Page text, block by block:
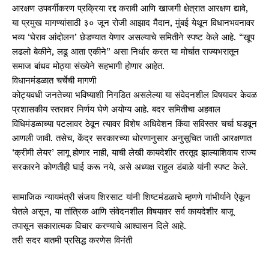
आरक्षण उपवर्गीकरण प्रक्रिया रद्द करावी आणि खाजगी क्षेत्रात आरक्षण द्यावे,
या प्रमुख मागण्यांसाठी ३० जून रोजी आझाद मैदान, मुंबई येथून विधानभवनावर
भव्य ‘घेराव आंदोलन’ छेडण्यात येणार असल्याचे समितीने स्पष्ट केले आहे. “खूप
लढलो बेकीने, लढू आता एकीने” असा निर्धार करत या मोर्चात राज्यभरातून
समाज बांधव मोठ्या संख्येने सहभागी होणार आहेत.
विधानमंडळात चर्चेची मागणी
कोट्यवधी जनतेच्या भविष्याशी निगडित असलेल्या या संवेदनशील विषयावर केवळ
प्रशासकीय स्तरावर निर्णय घेणे अयोग्य आहे. बदर समितीचा अहवाल
विधिमंडळाच्या पटलावर ठेवून त्यावर विशेष अधिवेशन किंवा सविस्तर चर्चा घडवून
आणली जावी. तसेच, केंद्र सरकारच्या धोरणानुसार अनुसूचित जाती आरक्षणात
‘क्रीमी लेयर’ लागू होणार नाही, याची लेखी कायदेशीर तरतूद झाल्याशिवाय राज्य
सरकारने कोणतीही घाई करू नये, असे अध्यक्ष राहुल डंबाळे यांनी स्पष्ट केले.
सामाजिक न्यायमंत्री संजय शिरसाट यांनी शिष्टमंडळाचे म्हणणे गांभीर्याने ऐकून
घेतले असून, या तांत्रिक आणि संवेदनशील विषयावर सर्व कायदेशीर बाजू
तपासून सकारात्मक विचार करण्याचे आश्वासन दिले आहे.
तरी सदर बातमी प्रसिद्ध करणेस विनंती